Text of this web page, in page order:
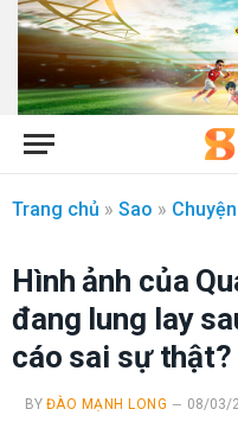
Trang chủ » Sao »
Hình ảnh của
đang lung lay
cáo sai sự thật?
BY ĐÀO MẠNH LONG 08/03/